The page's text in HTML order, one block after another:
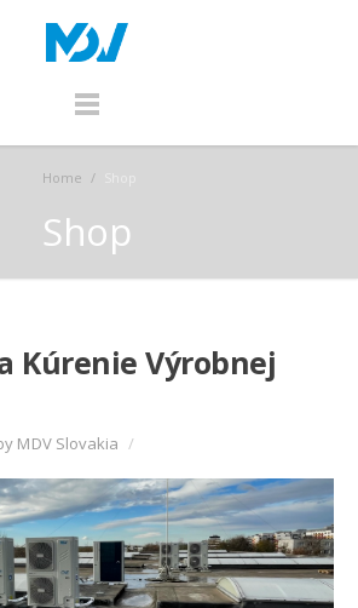
Home /
Shop
Kúrenie Výrobnej
MDV Slovakia /